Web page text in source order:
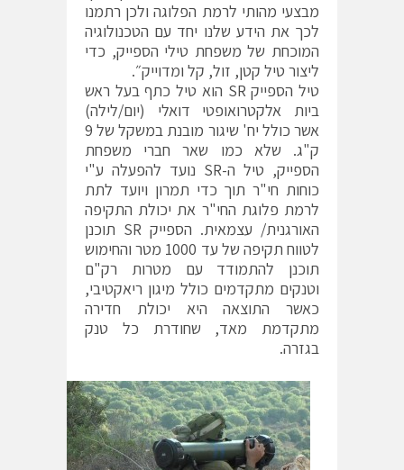
מבצעי מהותי לרמת הפלוגה ולכן רתמנו
לכך את הידע שלנו יחד עם הטכנולוגיה
המוכחת של משפחת טילי הספייק, כדי
ליצור טיל קטן, זול, קל ומדוייק״.
טיל הספייק SR הוא טיל כתף בעל ראש
ביות אלקטרואופטי דואלי (יום/לילה)
אשר כולל יח' שיגור מובנת במשקל של 9
ק"ג. שלא כמו שאר חברי משפחת
הספייק, טיל ה-SR נועד להפעלה ע"י
כוחות חי"ר תוך כדי תמרון ויועד לתת
לרמת פלוגת החי"ר את יכולת התקיפה
האורגנית/ עצמאית. הספייק SR תוכנן
לטווח תקיפה של עד 1000 מטר והחימוש
תוכנן להתמודד עם מטרות רק"ם
וטנקים מתקדמים כולל מיגון ריאקטיבי,
כאשר התוצאה היא יכולת חדירה
מתקדמת מאד, שחודרת כל טנק
בגזרה.